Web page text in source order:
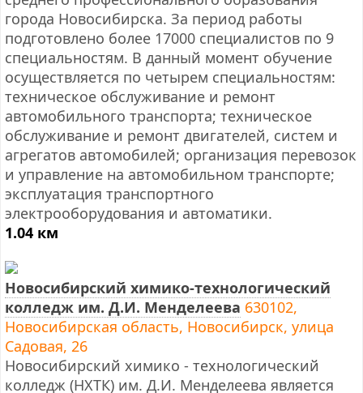
города Новосибирска. За период работы
подготовлено более 17000 специалистов по 9
специальностям. В данный момент обучение
осуществляется по четырем специальностям:
техническое обслуживание и ремонт
автомобильного транспорта; техническое
обслуживание и ремонт двигателей, систем и
агрегатов автомобилей; организация перевозок
и управление на автомобильном транспорте;
эксплуатация транспортного
электрооборудования и автоматики.
1.04 км
Новосибирский химико-технологический
колледж им. Д.И. Менделеева 630102,
Новосибирская область, Новосибирск, улица
Садовая, 26
Новосибирский химико - технологический
колледж (НХТК) им. Д.И. Менделеева является